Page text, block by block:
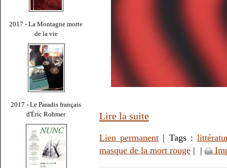
2017 - La Montagne morte
de la vie
2017 - Le Paradis français
d'Éric Rohmer
Lire la suite
Lien permanent | Tags :
masque de la mort rouge | |